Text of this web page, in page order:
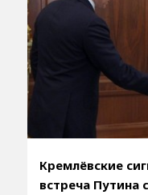
Кремлёвские
встреча